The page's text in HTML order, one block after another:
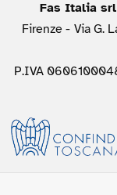
Fas Italia
Firenze - Via G.
P.IVA